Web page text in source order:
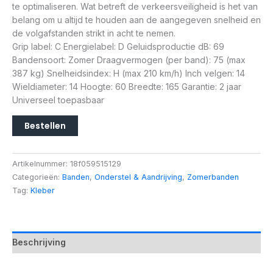
te optimaliseren. Wat betreft de verkeersveiligheid is het van
belang om u altijd te houden aan de aangegeven snelheid en
de volgafstanden strikt in acht te nemen.
Grip label: C Energielabel: D Geluidsproductie dB: 69
Bandensoort: Zomer Draagvermogen (per band): 75 (max
387 kg) Snelheidsindex: H (max 210 km/h) Inch velgen: 14
Wieldiameter: 14 Hoogte: 60 Breedte: 165 Garantie: 2 jaar
Universeel toepasbaar
Bestellen
Artikelnummer: 18f059515129
Categorieën: Banden, Onderstel & Aandrijving, Zomerbanden
Tag: Kleber
Beschrijving